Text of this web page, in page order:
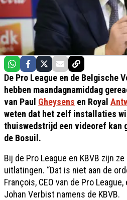
De Pro League en de Belgische
hebben maandagnamiddag
van Paul Gheysens en Royal
weten dat het zelf installaties
thuiswedstrijd een videoref kan
de Bosuil.
Bij de Pro League en KBVB zijn
uitlatingen. “Dat is niet aan de
François, CEO van de Pro
Johan Verbist namens de KBVB.